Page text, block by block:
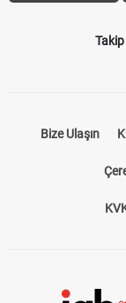
Takip
Bize Ulaşın